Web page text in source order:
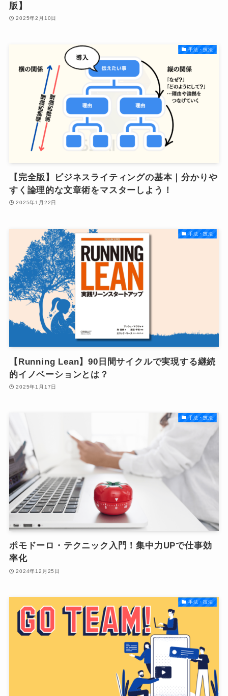
版】
2025年2月10日
手法・技法
【完全版】ビジネスライティングの基本｜分かりや
すく論理的な文章術をマスターしよう！
2025年1月22日
手法・技法
【Running Lean】90日間サイクルで実現する継続
的イノベーションとは？
2025年1月17日
手法・技法
ポモドーロ・テクニック入門！集中力UPで仕事効
率化
2024年12月25日
手法・技法